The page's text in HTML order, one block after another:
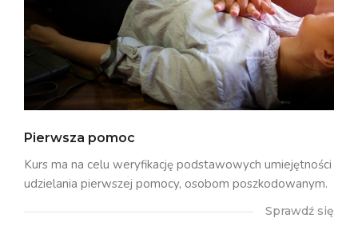
Pierwsza pomoc
Kurs ma na celu weryfikację podstawowych umiejętności
udzielania pierwszej pomocy, osobom poszkodowanym.
Sprawdź się